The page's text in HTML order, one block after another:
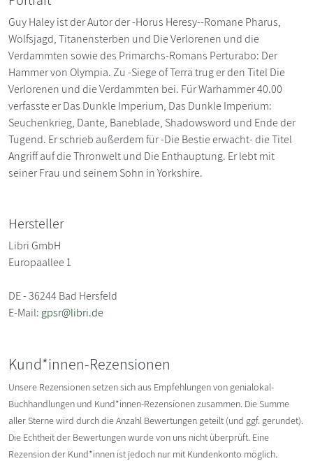
Guy Haley ist der Autor der -Horus Heresy--Romane Pharus,
Wolfsjagd, Titanensterben und Die Verlorenen und die
Verdammten sowie des Primarchs-Romans Perturabo: Der
Hammer von Olympia. Zu -Siege of Terrä trug er den Titel Die
Verlorenen und die Verdammten bei. Für Warhammer 40.00
verfasste er Das Dunkle Imperium, Das Dunkle Imperium:
Seuchenkrieg, Dante, Baneblade, Shadowsword und Ende der
Tugend. Er schrieb außerdem für -Die Bestie erwacht- die Titel
Angriff auf die Thronwelt und Die Enthauptung. Er lebt mit
seiner Frau und seinem Sohn in Yorkshire.
Hersteller
Libri GmbH
Europaallee 1
DE - 36244 Bad Hersfeld
E-Mail: gpsr@libri.de
Kund*innen-Rezensionen
Unsere Rezensionen setzen sich aus Empfehlungen von genialokal-
Buchhandlungen und Kund*innen-Rezensionen zusammen. Die Summe
aller Sterne wird durch die Anzahl Bewertungen geteilt (und ggf. gerundet).
Die Echtheit der Bewertungen wurde von uns nicht überprüft. Eine
Rezension der Kund*innen ist jedoch nur mit Kundenkonto möglich.